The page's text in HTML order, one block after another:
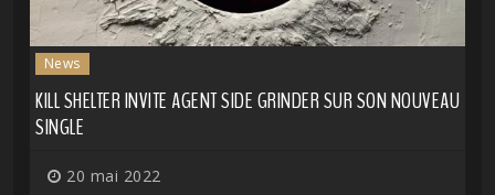
News
KILL SHELTER INVITE AGENT SIDE GRINDER SUR SON NOUVEAU
SINGLE
20 mai 2022